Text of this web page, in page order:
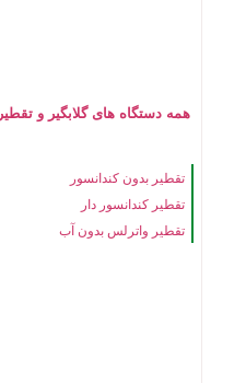
همه دستگاه های گلابگیر و تقطیر
تقطیر بدون کندانسور
تقطیر کندانسور دار
تقطیر واترلس بدون آب